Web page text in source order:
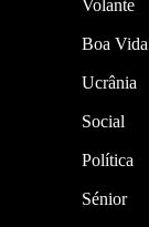
Volante
Boa Vida
Ucrânia
Social
Política
Sénior